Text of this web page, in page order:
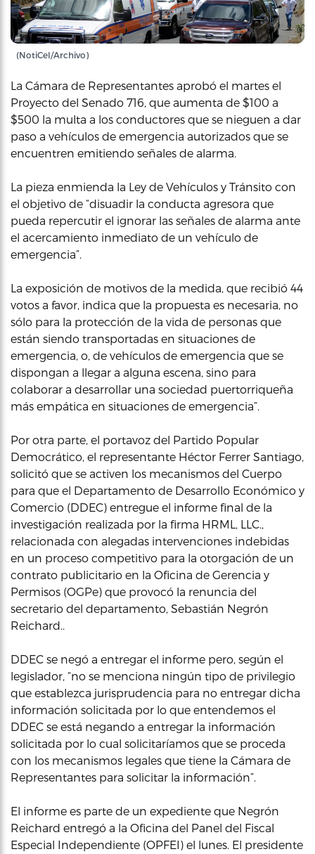
(NotiCel/Archivo)
La Cámara de Representantes aprobó el martes el
Proyecto del Senado 716, que aumenta de $100 a
$500 la multa a los conductores que se nieguen a dar
paso a vehículos de emergencia autorizados que se
encuentren emitiendo señales de alarma.
La pieza enmienda la Ley de Vehículos y Tránsito con
el objetivo de “disuadir la conducta agresora que
pueda repercutir el ignorar las señales de alarma ante
el acercamiento inmediato de un vehículo de
emergencia”.
La exposición de motivos de la medida, que recibió 44
votos a favor, indica que la propuesta es necesaria, no
sólo para la protección de la vida de personas que
están siendo transportadas en situaciones de
emergencia, o, de vehículos de emergencia que se
dispongan a llegar a alguna escena, sino para
colaborar a desarrollar una sociedad puertorriqueña
más empática en situaciones de emergencia”.
Por otra parte, el portavoz del Partido Popular
Democrático, el representante Héctor Ferrer Santiago,
solicitó que se activen los mecanismos del Cuerpo
para que el Departamento de Desarrollo Económico y
Comercio (DDEC) entregue el informe final de la
investigación realizada por la firma HRML, LLC.,
relacionada con alegadas intervenciones indebidas
en un proceso competitivo para la otorgación de un
contrato publicitario en la Oficina de Gerencia y
Permisos (OGPe) que provocó la renuncia del
secretario del departamento, Sebastián Negrón
Reichard..
DDEC se negó a entregar el informe pero, según el
legislador, “no se menciona ningún tipo de privilegio
que establezca jurisprudencia para no entregar dicha
información solicitada por lo que entendemos el
DDEC se está negando a entregar la información
solicitada por lo cual solicitaríamos que se proceda
con los mecanismos legales que tiene la Cámara de
Representantes para solicitar la información”.
El informe es parte de un expediente que Negrón
Reichard entregó a la Oficina del Panel del Fiscal
Especial Independiente (OPFEI) el lunes. El presidente